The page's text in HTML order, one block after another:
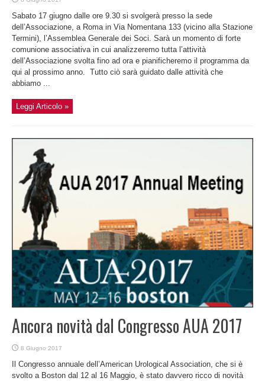
Sabato 17 giugno dalle ore 9.30 si svolgerà presso la sede
dell’Associazione, a Roma in Via Nomentana 133 (vicino alla Stazione
Termini), l’Assemblea Generale dei Soci. Sarà un momento di forte
comunione associativa in cui analizzeremo tutta l’attività
dell’Associazione svolta fino ad ora e pianificheremo il programma da
qui al prossimo anno. Tutto ciò sarà guidato dalle attività che
abbiamo ...
Leggi Articolo »
Ancora novità dal Congresso AUA 2017
8 Giugno 2017
Il Congresso annuale dell’American Urological Association, che si è
svolto a Boston dal 12 al 16 Maggio, è stato davvero ricco di novità